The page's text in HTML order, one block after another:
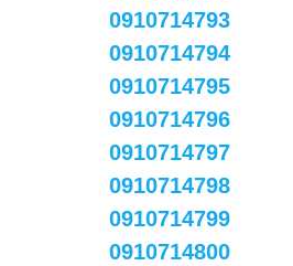
0910714793
0910714794
0910714795
0910714796
0910714797
0910714798
0910714799
0910714800